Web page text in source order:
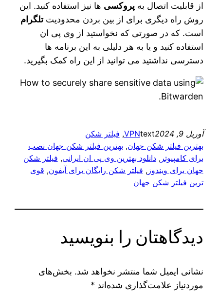
از قابلیت اتصال بهپروکسی ‌ها نیز استفاده کنید. این
روش راه دیگری برای از بین بردن محدودیتتلگرام
است. که در صورتی که نخواستید از وی پی ان
استفاده کنید و یا به هر دلیلی به این برنامه‌ ها
دسترسی نداشتید می‌ توانید از این راه کمک بگیرید.
آوریل 9, 2024 text
VPN
, فیلتر شکن
بهترین فیلتر شکن جهان, بهترین فیلتر شکن جهان نصب
برای کامپیوتر, دانلود بهترین وی پی ان ایرانی, فیلتر شکن
جهان برای ویندوز, فیلتر شکن رایگان برای آیفون, قوی
ترین فیلتر شکن جهان
دیدگاهتان را بنویسید
نشانی ایمیل شما منتشر نخواهد شد. بخش‌های
موردنیاز علامت‌گذاری شده‌اند *